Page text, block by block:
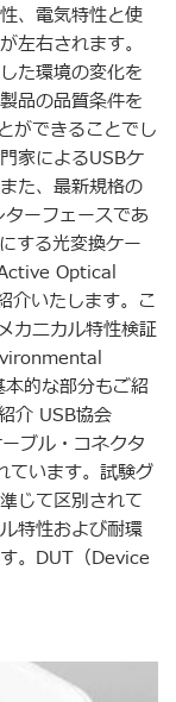
、電気特性と使
左右されます。
た環境の変化を
品の品質条件を
ができることでし
家によるUSBケ
た、最新規格の
ーフェースであ
する光変換ケー
Optical
介いたします。こ
カニカル特性検証
的な部分もご紹
介 USB協会
ブル・コネクタ
ています。試験グ
じて区別されて
特性および耐環
。DUT（Device